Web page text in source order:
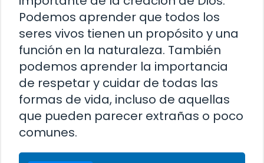
Podemos aprender que todos los
seres vivos tienen un propósito y una
función en la naturaleza. También
podemos aprender la importancia
de respetar y cuidar de todas las
formas de vida, incluso de aquellas
que pueden parecer extrañas o poco
comunes.